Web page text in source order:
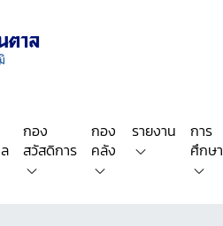
กอง
สวัสดิการ
กอง
คลัง
รายงาน
การ
ศึกษา